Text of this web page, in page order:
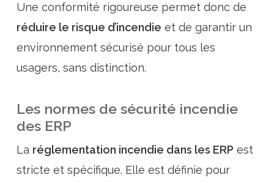
Une conformité rigoureuse permet donc de
réduire le risque d’incendie et de garantir un
environnement sécurisé pour tous les
usagers, sans distinction.
Les normes de sécurité incendie
des ERP
La réglementation incendie dans les ERP est
stricte et spécifique. Elle est définie pour